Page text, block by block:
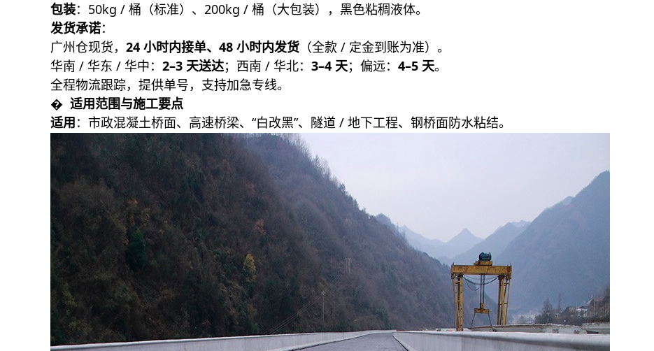
包装：50kg / 桶（标准）、200kg / 桶（大包装），黑色粘稠液体。
发货承诺：
广州仓现货， 24 小时内接单、48 小时内发货 （全款 / 定金到账为准）。
华南 / 华东 / 华中： 2–3 天送达；西南 / 华北： 3–4 天；偏远： 4–5 天。
全程物流跟踪，提供单号，支持加急专线。
� ️ 适用范围与施工要点
适用：市政混凝土桥面、高速桥梁、“白改黑”、隧道 / 地下工程、钢桥面防水粘结。